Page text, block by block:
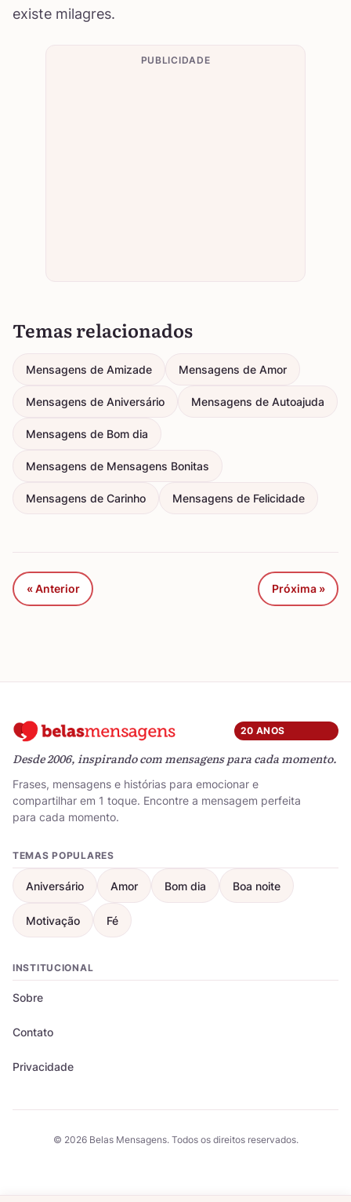
existe milagres.
PUBLICIDADE
Temas relacionados
Mensagens de Amizade Mensagens de Amor
Mensagens de Aniversário Mensagens de Autoajuda
Mensagens de Bom dia
Mensagens de Mensagens Bonitas
Mensagens de Carinho Mensagens de Felicidade
« Anterior Próxima »
20 ANOS
Desde 2006, inspirando com mensagens para cada momento.
Frases, mensagens e histórias para emocionar e
compartilhar em 1 toque. Encontre a mensagem perfeita
para cada momento.
TEMAS POPULARES
Aniversário Amor Bom dia Boa noite
Motivação Fé
INSTITUCIONAL
Sobre
Contato
Privacidade
© 2026 Belas Mensagens. Todos os direitos reservados.